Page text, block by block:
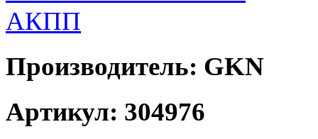
Производитель: GKN
Артикул: 304976